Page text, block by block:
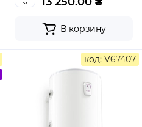
В корзину
код: V67407